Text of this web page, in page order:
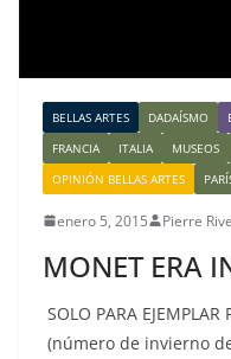
BELLAS ARTES DADAÍSMO
FRANCIA
ITALIA MUSEOS
OPINIÓN BELLAS ARTES
enero 5, 2015 Pierre
MONET ERA
SOLO PARA
(número de invierno